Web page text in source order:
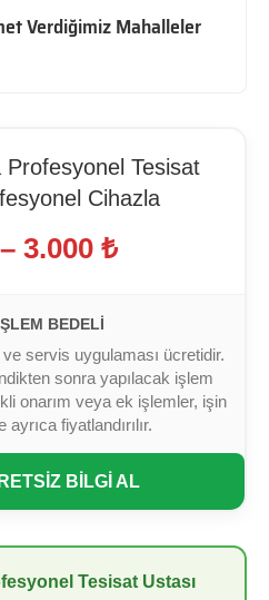
Verdiğimiz Mahalleler
Tesisat
Cihazla
3.000 ₺
BEDELI
servis uygulaması ücretidir.
sonra yapılacak işlem
onarım veya ek işlemler, işin
fiyatlandırılır.
BİLGİ AL
Tesisat Ustası